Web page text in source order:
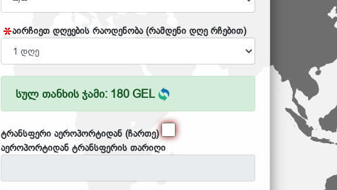
აირჩიეთ დღეების რაოდენობა (რამდენი დღე რჩებით)
სულ თანხის ჯამი: 180 GEL
ტრანსფერი აეროპორტიდან (ჩართე)
აეროპორტიდან ტრანსფერის თარიღი